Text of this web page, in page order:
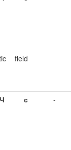
field
с
-